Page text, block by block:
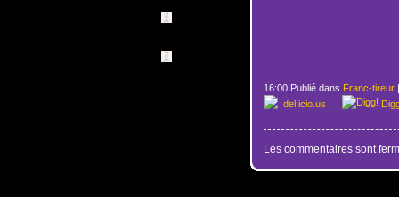
16:00 Publié dans Franc-tireur
del.icio.us | |
Les commentaires sont